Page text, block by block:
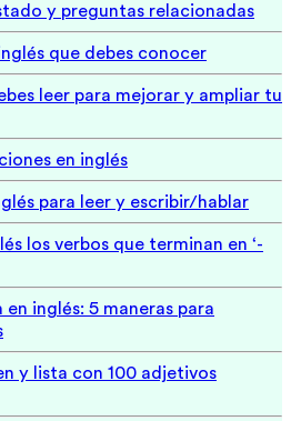
y preguntas relacionadas
que debes conocer
leer para mejorar y ampliar tu
en inglés
para leer y escribir/hablar
los verbos que terminan en ‘-
inglés: 5 maneras para
y lista con 100 adjetivos